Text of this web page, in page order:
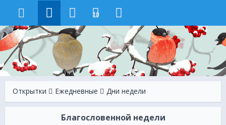
10
Открытки Ежeдневные Дни недели
Благословенной недели